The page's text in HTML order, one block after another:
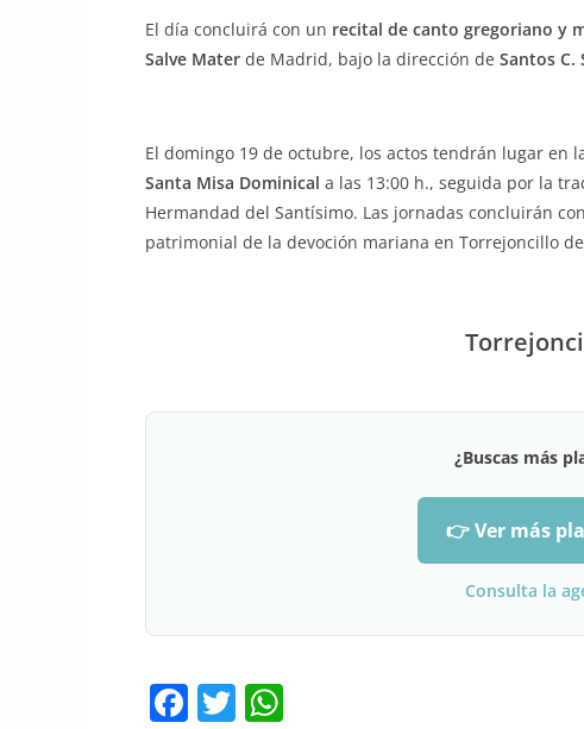
El día concluirá con un recital de canto gregoriano y
Salve Mater de Madrid, bajo la dirección de Santos C.
El domingo 19 de octubre, los actos tendrán lugar en
Santa Misa Dominical a las 13:00 h., seguida por la
Hermandad del Santísimo. Las jornadas concluirán
patrimonial de la devoción mariana en Torrejoncillo
¿Buscas más
👉 Ver más
Consulta la
F T